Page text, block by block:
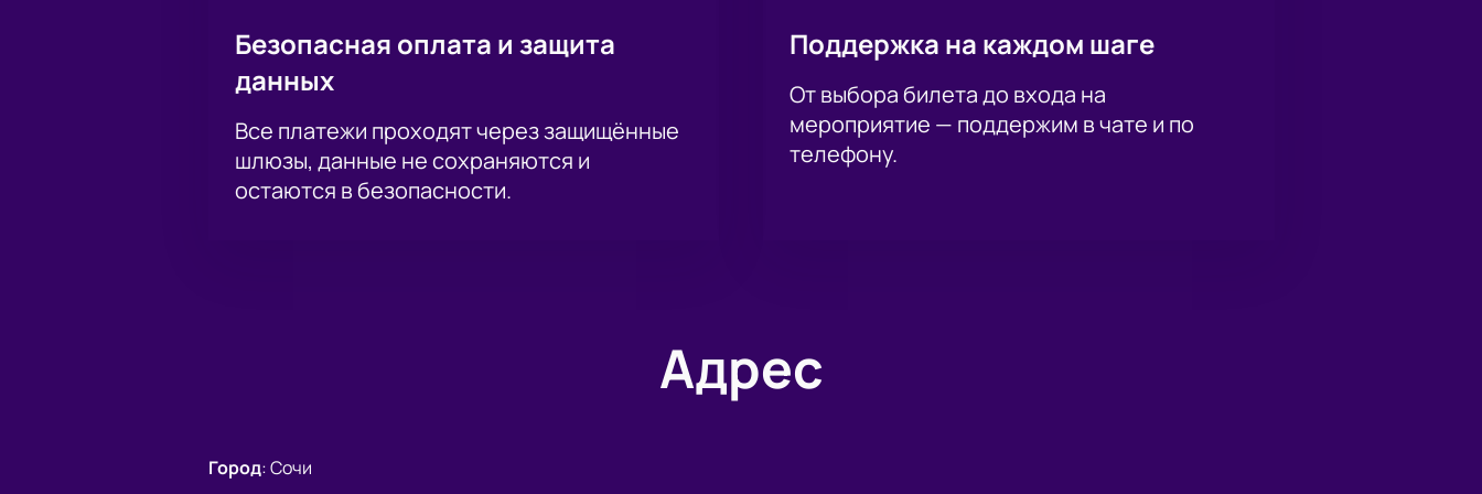
Безопасная оплата и защита
данных
Все платежи проходят через защищённые
шлюзы, данные не сохраняются и
остаются в безопасности.
Поддержка на каждом шаге
От выбора билета до входа на
мероприятие — поддержим в чате и по
телефону.
Адрес
Город:Сочи